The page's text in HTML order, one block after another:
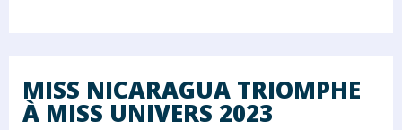
MISS NICARAGUA TRIOMPHE
À MISS UNIVERS 2023